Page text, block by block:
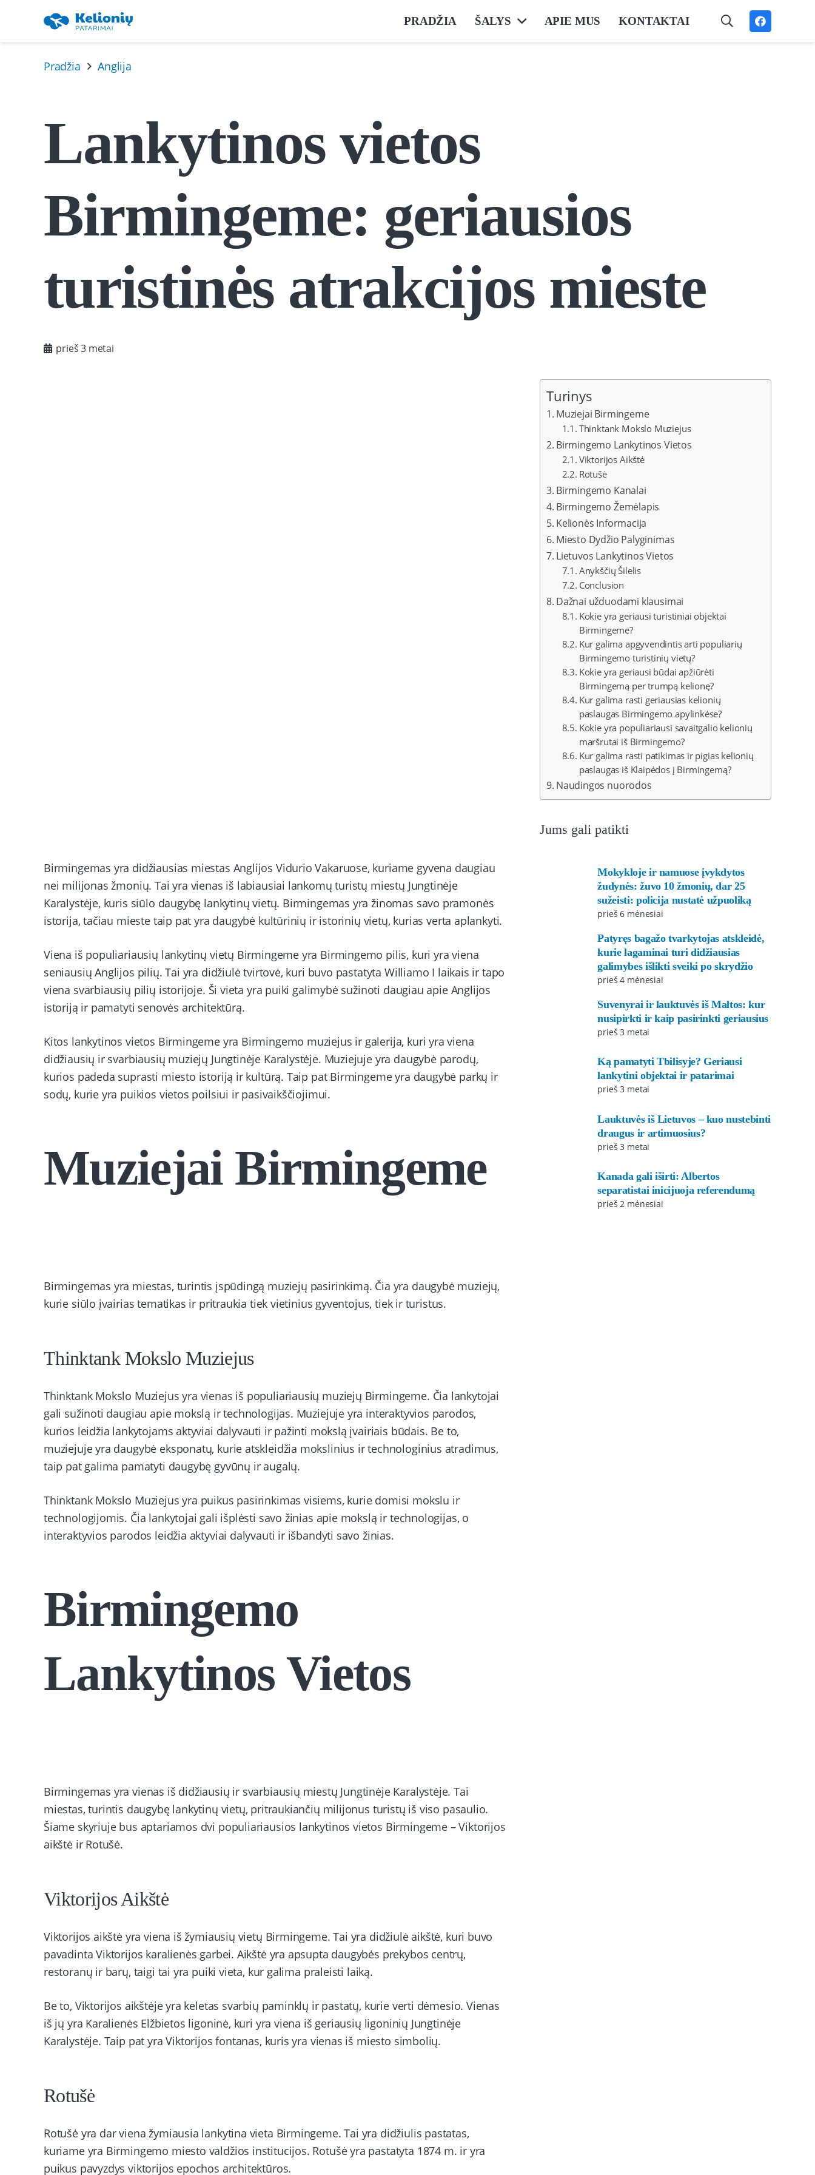
PRADŽIA ŠALYS APIE MUS KONTAKTAI
Pradžia Anglija
Lankytinos vietos
Birmingeme: geriausios
turistinės atrakcijos mieste
prieš 3 metai
Birmingemas yra didžiausias miestas Anglijos Vidurio Vakaruose, kuriame gyvena daugiau
nei milijonas žmonių. Tai yra vienas iš labiausiai lankomų turistų miestų Jungtinėje
Karalystėje, kuris siūlo daugybę lankytinų vietų. Birmingemas yra žinomas savo pramonės
istorija, tačiau mieste taip pat yra daugybė kultūrinių ir istorinių vietų, kurias verta aplankyti.
Viena iš populiariausių lankytinų vietų Birmingeme yra Birmingemo pilis, kuri yra viena
seniausių Anglijos pilių. Tai yra didžiulė tvirtovė, kuri buvo pastatyta Williamo I laikais ir tapo
viena svarbiausių pilių istorijoje. Ši vieta yra puiki galimybė sužinoti daugiau apie Anglijos
istoriją ir pamatyti senovės architektūrą.
Kitos lankytinos vietos Birmingeme yra Birmingemo muziejus ir galerija, kuri yra viena
didžiausių ir svarbiausių muziejų Jungtinėje Karalystėje. Muziejuje yra daugybė parodų,
kurios padeda suprasti miesto istoriją ir kultūrą. Taip pat Birmingeme yra daugybė parkų ir
sodų, kurie yra puikios vietos poilsiui ir pasivaikščiojimui.
Muziejai Birmingeme
Birmingemas yra miestas, turintis įspūdingą muziejų pasirinkimą. Čia yra daugybė muziejų,
kurie siūlo įvairias tematikas ir pritraukia tiek vietinius gyventojus, tiek ir turistus.
Thinktank Mokslo Muziejus
Thinktank Mokslo Muziejus yra vienas iš populiariausių muziejų Birmingeme. Čia lankytojai
gali sužinoti daugiau apie mokslą ir technologijas. Muziejuje yra interaktyvios parodos,
kurios leidžia lankytojams aktyviai dalyvauti ir pažinti mokslą įvairiais būdais. Be to,
muziejuje yra daugybė eksponatų, kurie atskleidžia mokslinius ir technologinius atradimus,
taip pat galima pamatyti daugybę gyvūnų ir augalų.
Thinktank Mokslo Muziejus yra puikus pasirinkimas visiems, kurie domisi mokslu ir
technologijomis. Čia lankytojai gali išplėsti savo žinias apie mokslą ir technologijas, o
interaktyvios parodos leidžia aktyviai dalyvauti ir išbandyti savo žinias.
Birmingemo
Lankytinos Vietos
Birmingemas yra vienas iš didžiausių ir svarbiausių miestų Jungtinėje Karalystėje. Tai
miestas, turintis daugybę lankytinų vietų, pritraukiančių milijonus turistų iš viso pasaulio.
Šiame skyriuje bus aptariamos dvi populiariausios lankytinos vietos Birmingeme – Viktorijos
aikštė ir Rotušė.
Viktorijos Aikštė
Viktorijos aikštė yra viena iš žymiausių vietų Birmingeme. Tai yra didžiulė aikštė, kuri buvo
pavadinta Viktorijos karalienės garbei. Aikštė yra apsupta daugybės prekybos centrų,
restoranų ir barų, taigi tai yra puiki vieta, kur galima praleisti laiką.
Be to, Viktorijos aikštėje yra keletas svarbių paminklų ir pastatų, kurie verti dėmesio. Vienas
iš jų yra Karalienės Elžbietos ligoninė, kuri yra viena iš geriausių ligoninių Jungtinėje
Karalystėje. Taip pat yra Viktorijos fontanas, kuris yra vienas iš miesto simbolių.
Rotušė
Rotušė yra dar viena žymiausia lankytina vieta Birmingeme. Tai yra didžiulis pastatas,
kuriame yra Birmingemo miesto valdžios institucijos. Rotušė yra pastatyta 1874 m. ir yra
puikus pavyzdys viktorijos epochos architektūros.
Turinys
Muziejai Birmingeme
Thinktank Mokslo Muziejus
Birmingemo Lankytinos Vietos
Viktorijos Aikštė
Rotušė
Birmingemo Kanalai
Birmingemo Žemėlapis
Kelionės Informacija
Miesto Dydžio Palyginimas
Lietuvos Lankytinos Vietos
Anykščių Šilelis
Conclusion
Dažnai užduodami klausimai
Kokie yra geriausi turistiniai objektai
Birmingeme?
Kur galima apgyvendintis arti populiarių
Birmingemo turistinių vietų?
Kokie yra geriausi būdai apžiūrėti
Birmingemą per trumpą kelionę?
Kur galima rasti geriausias kelionių
paslaugas Birmingemo apylinkėse?
Kokie yra populiariausi savaitgalio kelionių
maršrutai iš Birmingemo?
Kur galima rasti patikimas ir pigias kelionių
paslaugas iš Klaipėdos į Birmingemą?
Naudingos nuorodos
Jums gali patikti
Mokykloje ir namuose įvykdytos
žudynės: žuvo 10 žmonių, dar 25
sužeisti: policija nustatė užpuoliką
prieš 6 mėnesiai
Patyręs bagažo tvarkytojas atskleidė,
kurie lagaminai turi didžiausias
galimybes išlikti sveiki po skrydžio
prieš 4 mėnesiai
Suvenyrai ir lauktuvės iš Maltos: kur
nusipirkti ir kaip pasirinkti geriausius
prieš 3 metai
Ką pamatyti Tbilisyje? Geriausi
lankytini objektai ir patarimai
prieš 3 metai
Lauktuvės iš Lietuvos – kuo nustebinti
draugus ir artimuosius?
prieš 3 metai
Kanada gali iširti: Albertos
separatistai inicijuoja referendumą
prieš 2 mėnesiai